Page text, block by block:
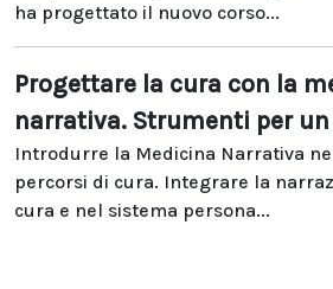
ha progettato il nuovo corso...
Progettare la cura con la
narrativa. Strumenti per
Introdurre la Medicina Narrativa
percorsi di cura. Integrare la
cura e nel sistema persona...